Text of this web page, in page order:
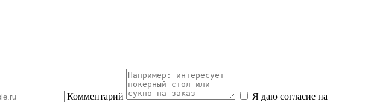
Комментарий
Я даю согласие на